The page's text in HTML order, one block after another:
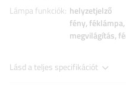
Lámpa funkciók helyzetjelző
fény féklámpa
megvilágítás
Lásd a teljes specifikációt